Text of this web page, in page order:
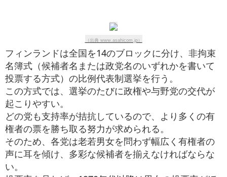
（出典 www.asahicom.jp）
フィンランドは全国を14のブロックに分け、非拘束
名簿式（候補者名または政党名のいずれかを書いて
投票する方式）の比例代表制選挙を行う。
この方式では、選挙のたびに政権や与野党の交代が
起こりやすい。
どの党も支持率が拮抗しているので、より多くの有
権者の票を勝ち取る努力が求められる。
そのため、各党は老若男女を問わず幅広く有権者の
声に耳を傾け、多彩な候補者を揃えなければならな
い。